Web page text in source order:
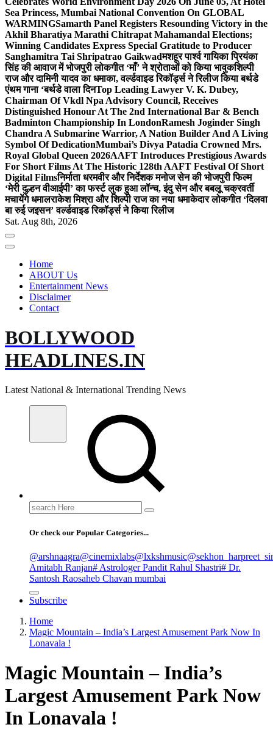
Sea Princess, Mumbai National Convention On GLOBAL
WARMINGSamarth Panel Registers Resounding Victory in the
Akhil Bharatiya Marathi Chitrapat Mahamandal Elections;
Winning Candidates Express Special Gratitude to Producer
Sanghamitra Tai Shripatrao Gaikwadमशहूर पार्श्व गायिका प्रियंका
सिंह की आवाज में भोजपुरी लोकगीत ‘माँ’ ने श्रोताओं को किया भावुकशिल्पी
राज और दामिनी यादव का धमाका, वर्ल्डवाइड रिकॉर्ड्स ने रिलीज किया बर्थडे
एंथम गाना ‘बर्थडे वाला दिनTop Leading Lawyer V. K. Dubey,
Chairman Of Vkdl Npa Advisory Council, Receives
Distinguished Honour At The 2nd International Bar & Bench
Badminton Championship In LondonRamesh Joginder Singh
Chandra A Submarine Warrior, A Nation Builder And A Living
Symbol Of DedicationMumbai’s Divya Patadia Crowned Mrs.
Royal Global Queen 2026AAFT Introduces Prestigious Awards
For Short Films At The Historic 128th AAFT Festival Of Short
Digital Filmsनिर्माता धरमवीर और निर्देशक मनोज सेन की भोजपुरी फिल्म
‘मेरी दुल्हन वीआईपी’ का फर्स्ट लुक हुआ लॉन्च, इंदु सेन और बबलू चक्रवर्ती
मचायेंगे धमालराकेश मिश्रा और शिल्पी राज का नया धमाकेदार लोकगीत ‘दिलवा
बा रुई जइसन’ वर्ल्डवाइड रिकॉर्ड्स ने किया रिलीज
Sat. Aug 8th, 2026
Home
ABOUT Us
Entertainment News
Disclaimer
Contact
BOLLYWOOD
HEADLINES.IN
Latest National & International Trending News
Search
for:
Or check our Popular Categories...
@arshnaagra@cinemixlabs@lxkshmusic
Amitabh Ranjan# Astrologer Pandit Rahul Shastri# Dr.
Santosh Raosaheb Chavan mumbai
Subscribe
Home
Magic Mountain – India’s Largest Amusement Park Now In
Lonavala !
Magic Mountain – India’s
Largest Amusement Park Now
In Lonavala !